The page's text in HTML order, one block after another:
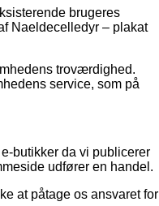
brugeres
Naeldecelledyr – plakat
troværdighed.
service, som på
butikker da vi publicerer
udfører en handel.
at påtage os ansvaret for